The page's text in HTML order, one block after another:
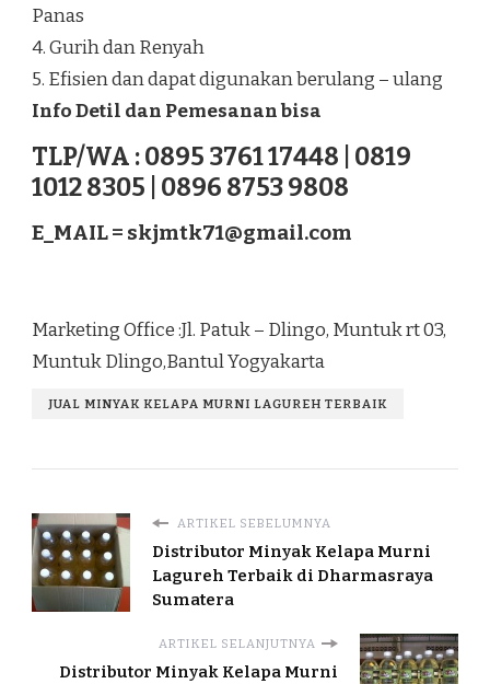
Panas
4. Gurih dan Renyah
5. Efisien dan dapat digunakan berulang – ulang
Info Detil dan Pemesanan bisa
TLP/WA : 0895 3761 17448 | 0819
1012 8305 | 0896 8753 9808
E_MAIL = skjmtk71@gmail.com
Marketing Office :Jl. Patuk – Dlingo, Muntuk rt 03,
Muntuk Dlingo,Bantul Yogyakarta
JUAL MINYAK KELAPA MURNI LAGUREH TERBAIK
ARTIKEL SEBELUMNYA
Distributor Minyak Kelapa Murni
Lagureh Terbaik di Dharmasraya
Sumatera
ARTIKEL SELANJUTNYA
Distributor Minyak Kelapa Murni